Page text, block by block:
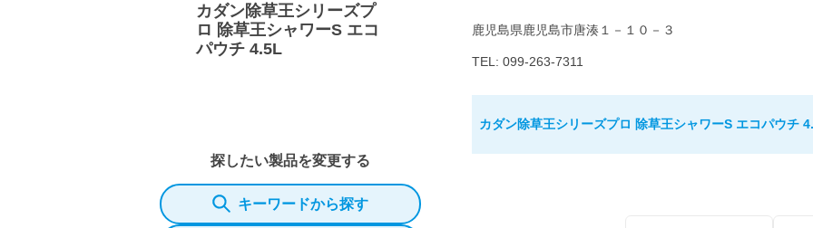
カダン除草王シリーズプ
ロ 除草王シャワーS エコ
パウチ 4.5L
探したい製品を変更する
キーワードから探す
鹿児島県鹿児島市唐湊１－１０－３
TEL: 099-263-7311
カダン除草王シリーズプロ 除草王シャワーS エコパウチ